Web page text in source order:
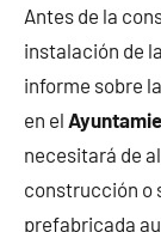
Antes de la
instalación de
informe sobre
en el
necesitará de
construcción o
prefabricada